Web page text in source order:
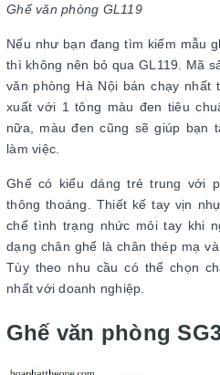
Ghế văn phòng GL119
Nếu như bạn đang tìm kiếm mẫu
thì không nên bỏ qua GL119. Mã
văn phòng Hà Nội bán chạy
xuất với 1 tông màu đen tiêu
nữa, màu đen cũng sẽ giúp bạn
làm việc.
Ghế có kiểu dáng trẻ trung với
thông thoáng. Thiết kế tay vịn
chế tình trạng nhức mỏi tay khi
dạng chân ghế là chân thép mạ
Tùy theo nhu cầu có thể chọn
nhất với doanh nghiệp.
Ghế văn phòng